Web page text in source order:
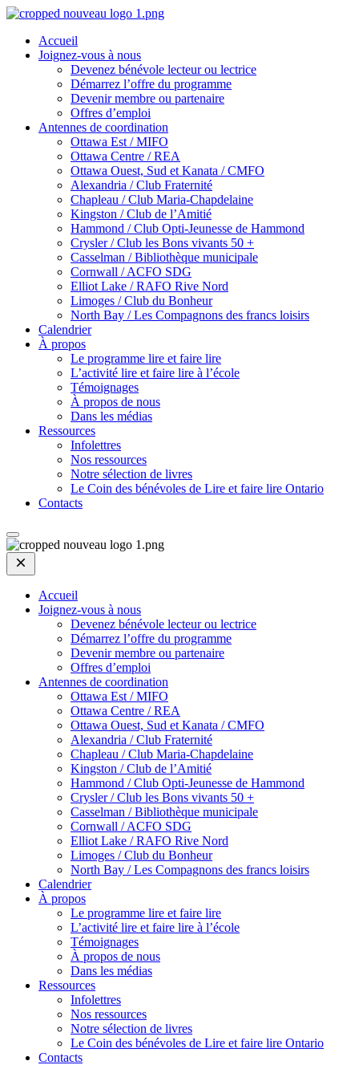
Skip
content
Homepage
Accueil
Joignez-vous à nous
Devenez bénévole lecteur ou lectrice
Démarrez l’offre du programme
Devenir membre ou partenaire
Offres d’emploi
Antennes de coordination
Ottawa Est / MIFO
Ottawa Centre / REA
Ottawa Ouest, Sud et Kanata / CMFO
Alexandria / Club Fraternité
Chapleau / Club Maria-Chapdelaine
Kingston / Club de l’Amitié
Hammond / Club Opti-Jeunesse de Hammond
Crysler / Club les Bons vivants 50 +
Casselman / Bibliothèque municipale
Cornwall / ACFO SDG
Elliot Lake / RAFO Rive Nord
Limoges / Club du Bonheur
North Bay / Les Compagnons des francs loisirs
Calendrier
À propos
Le programme lire et faire lire
L’activité lire et faire lire à l’école
Témoignages
À propos de nous
Dans les médias
Ressources
Infolettres
Nos ressources
Notre sélection de livres
Le Coin des bénévoles de Lire et faire lire Ontario
Contacts
Open
Mobile
Menu
Accueil
Joignez-vous à nous
Devenez bénévole lecteur ou lectrice
Démarrez l’offre du programme
Devenir membre ou partenaire
Offres d’emploi
Antennes de coordination
Ottawa Est / MIFO
Ottawa Centre / REA
Ottawa Ouest, Sud et Kanata / CMFO
Alexandria / Club Fraternité
Chapleau / Club Maria-Chapdelaine
Kingston / Club de l’Amitié
Hammond / Club Opti-Jeunesse de Hammond
Crysler / Club les Bons vivants 50 +
Casselman / Bibliothèque municipale
Cornwall / ACFO SDG
Elliot Lake / RAFO Rive Nord
Limoges / Club du Bonheur
North Bay / Les Compagnons des francs loisirs
Calendrier
À propos
Le programme lire et faire lire
L’activité lire et faire lire à l’école
Témoignages
À propos de nous
Dans les médias
Ressources
Infolettres
Nos ressources
Notre sélection de livres
Le Coin des bénévoles de Lire et faire lire Ontario
Contacts